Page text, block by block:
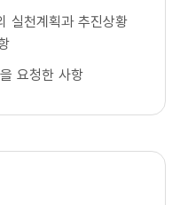
실천계획과 추진상황
요청한 사항